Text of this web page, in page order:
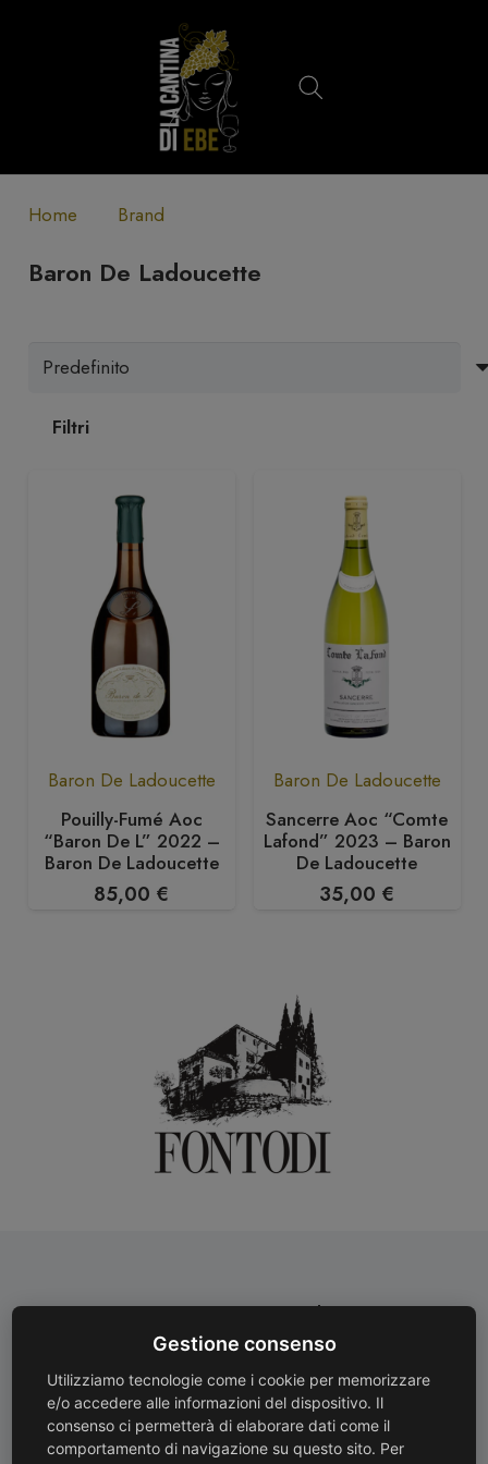
Home Brand
Baron De Ladoucette
Filtri
Baron De Ladoucette
Pouilly-Fumé Aoc
“Baron De L” 2022 –
Baron De Ladoucette
85,00 €
Baron De Ladoucette
Sancerre Aoc “Comte
Lafond” 2023 – Baron
De Ladoucette
35,00 €
Pagamenti Sicuri
Protezione avanzata con
crittografia SSL
Spedizioni Gratuite
Spedizioni gratuite con
corriere oltre 130 €
Gestione consenso
Utilizziamo tecnologie come i cookie per memorizzare
e/o accedere alle informazioni del dispositivo. Il
consenso ci permetterà di elaborare dati come il
comportamento di navigazione su questo sito. Per